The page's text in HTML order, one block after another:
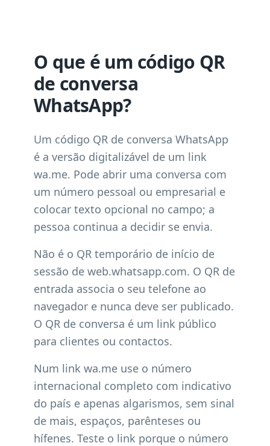
O que é um código QR
de conversa
WhatsApp?
Um código QR de conversa WhatsApp
é a versão digitalizável de um link
wa.me. Pode abrir uma conversa com
um número pessoal ou empresarial e
colocar texto opcional no campo; a
pessoa continua a decidir se envia.
Não é o QR temporário de início de
sessão de web.whatsapp.com. O QR de
entrada associa o seu telefone ao
navegador e nunca deve ser publicado.
O QR de conversa é um link público
para clientes ou contactos.
Num link wa.me use o número
internacional completo com indicativo
do país e apenas algarismos, sem sinal
de mais, espaços, parênteses ou
hífenes. Teste o link porque o número